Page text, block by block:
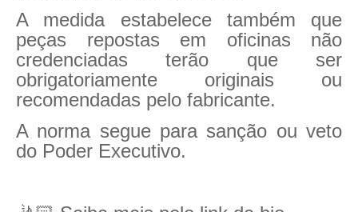
A medida estabelece também que
peças repostas em oficinas não
credenciadas terão que ser
obrigatoriamente originais ou
recomendadas pelo fabricante.
A norma segue para sanção ou veto
do Poder Executivo.